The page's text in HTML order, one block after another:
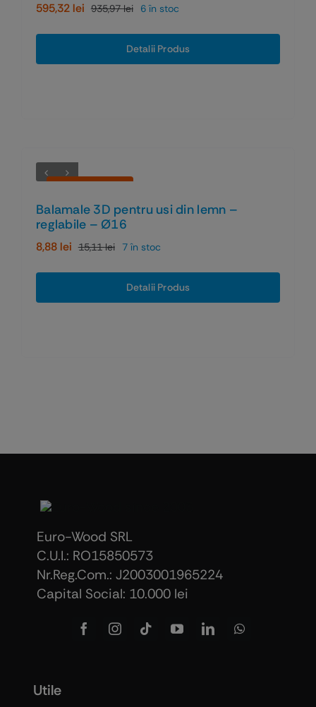
935,97leiPrețul
inițial
a
fost:
595,32 lei
Prețul
curent
este:
595,32 lei.
6 în stoc
Detalii Produs
Balamale 3D pentru usi din lemn –
reglabile – Ø16
15,11leiPrețul
inițial
fost:
8,88 lei
Prețul
curent
este:
8,88 lei.
7 în stoc
Detalii Produs
Euro-Wood SRL
C.U.I.: RO15850573
Nr.Reg.Com.: J2003001965224
Capital Social: 10.000 lei
Utile